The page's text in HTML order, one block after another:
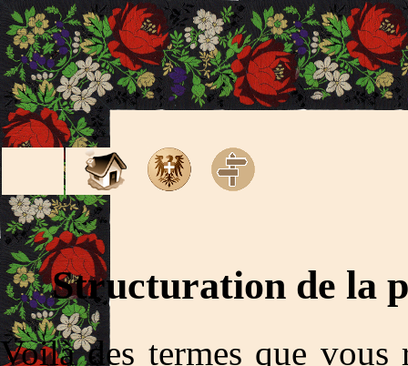
Structuration de la
Voilà des termes que vous